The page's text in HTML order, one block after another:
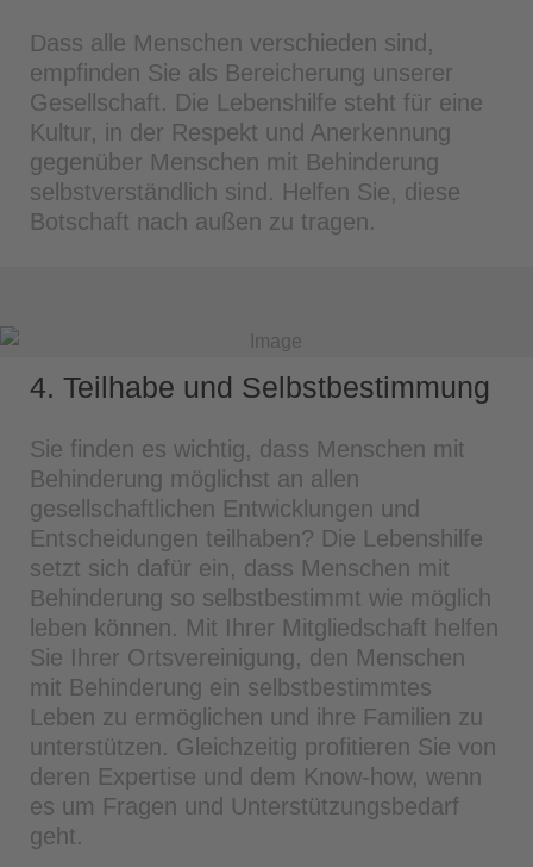
Dass alle Menschen verschieden sind,
empfinden Sie als Bereicherung unserer
Gesellschaft. Die Lebenshilfe steht für eine
Kultur, in der Respekt und Anerkennung
gegenüber Menschen mit Behinderung
selbstverständlich sind. Helfen Sie, diese
Botschaft nach außen zu tragen.
4. Teilhabe und Selbstbestimmung
Sie finden es wichtig, dass Menschen mit
Behinderung möglichst an allen
gesellschaftlichen Entwicklungen und
Entscheidungen teilhaben? Die Lebenshilfe
setzt sich dafür ein, dass Menschen mit
Behinderung so selbstbestimmt wie möglich
leben können. Mit Ihrer Mitgliedschaft helfen
Sie Ihrer Ortsvereinigung, den Menschen
mit Behinderung ein selbstbestimmtes
Leben zu ermöglichen und ihre Familien zu
unterstützen. Gleichzeitig profitieren Sie von
deren Expertise und dem Know-how, wenn
es um Fragen und Unterstützungsbedarf
geht.